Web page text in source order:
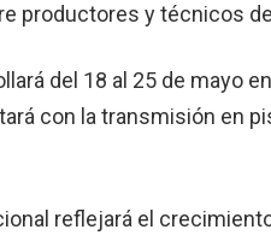
productores y técnicos
del 18 al 25 de mayo
con la transmisión en
reflejará el